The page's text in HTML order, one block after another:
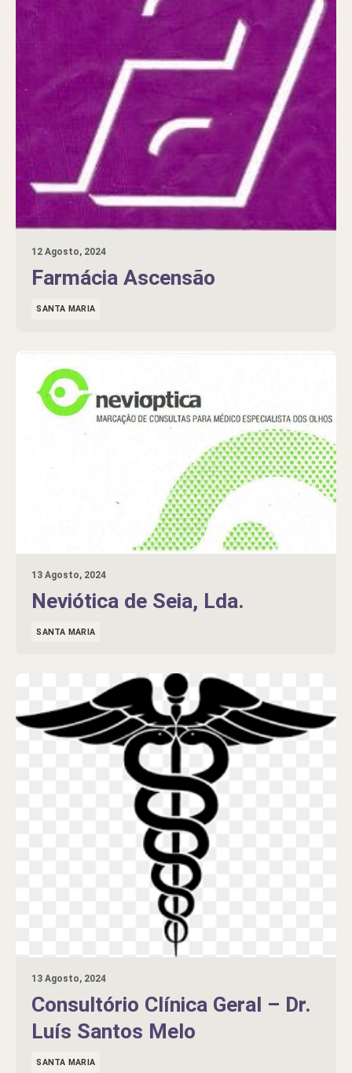
12 Agosto, 2024
Farmácia Ascensão
SANTA MARIA
13 Agosto, 2024
Neviótica de Seia, Lda.
SANTA MARIA
13 Agosto, 2024
Consultório Clínica Geral – Dr.
Luís Santos Melo
SANTA MARIA